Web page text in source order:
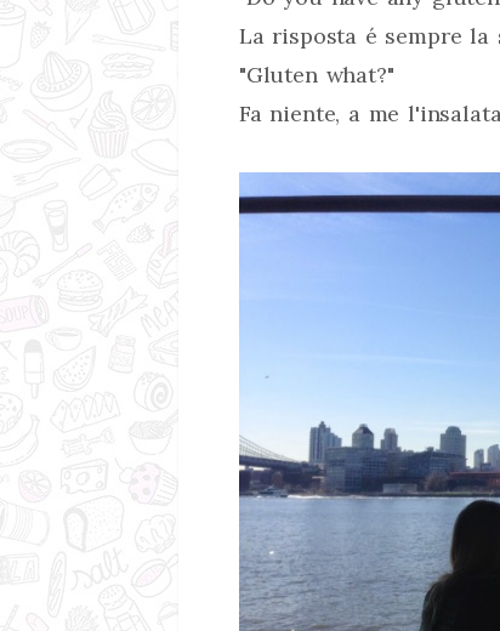
La risposta é sempre la
"Gluten what?"
Fa niente, a me